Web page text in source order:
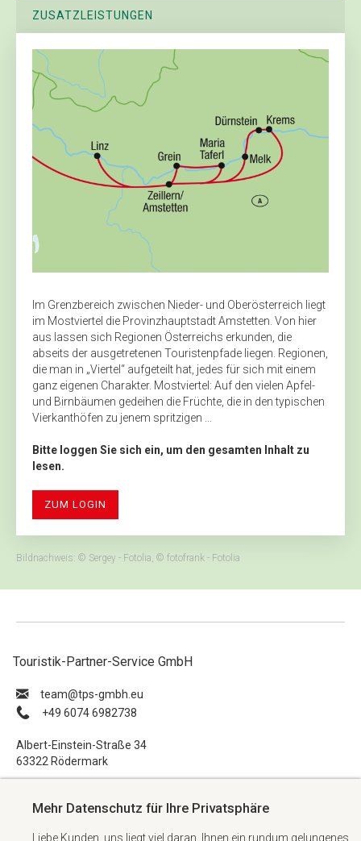
ZUSATZLEISTUNGEN
Im Grenzbereich zwischen Nieder- und Oberösterreich liegt
im Mostviertel die Provinzhauptstadt Amstetten. Von hier
aus lassen sich Regionen Österreichs erkunden, die
abseits der ausgetretenen Touristenpfade liegen. Re­gionen,
die man in „Viertel“ aufgeteilt hat, jedes für sich mit einem
ganz ­eigenen Charakter. Mostviertel: Auf den vielen Apfel-
und Birnbäumen gedeihen die Früchte, die in den typischen
Vierkanthöfen zu jenem spritzigen ...
Bitte loggen Sie sich ein, um den gesamten Inhalt zu
lesen.
ZUM LOGIN
Bildnachweis: © Sergey - Fotolia, © fotofrank - Fotolia
Touristik-Partner-Service GmbH
ue.hbmg-spt@maet
+49 6074 6982738
Albert-Einstein-Straße 34
63322 Rödermark
Impressum
Mehr Datenschutz für Ihre Privatsphäre
Liebe Kunden, uns liegt viel daran, Ihnen ein rundum gelungenes